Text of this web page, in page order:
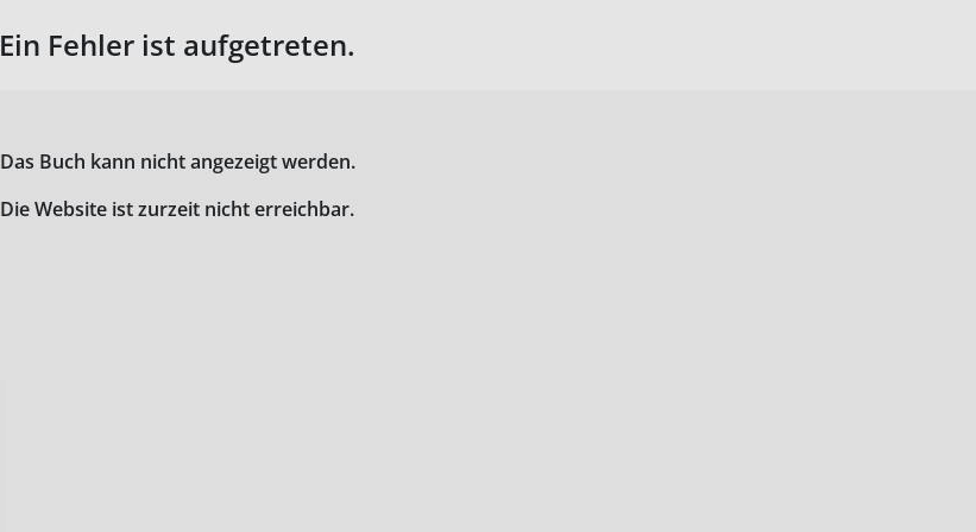
Ein Fehler ist aufgetreten.
Das Buch kann nicht angezeigt werden.
Die Website ist zurzeit nicht erreichbar.